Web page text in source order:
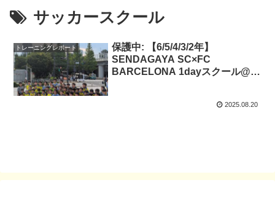
サッカースクール
トレーニングレポート
保護中: 【6/5/4/3/2年】
SENDAGAYA SC×FC
BARCELONA 1dayスクール@東
2025.08.20